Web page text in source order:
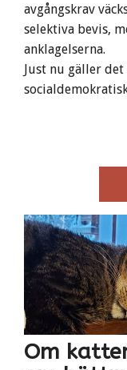
avgångskrav
selektiva bevis,
anklagelserna.
Just nu gäller det
Om